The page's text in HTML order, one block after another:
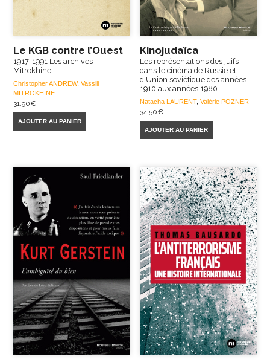
Le KGB contre l’Ouest
1917-1991 Les archives
Mitrokhine
Christopher ANDREW,Vassili
MITROKHINE
31,90€
AJOUTER AU PANIER
Kinojudaïca
Les représentations des juifs
dans le cinéma de Russie et
d'Union soviétique des années
1910 aux années 1980
Natacha LAURENT,Valérie POZNER
34,50€
AJOUTER AU PANIER